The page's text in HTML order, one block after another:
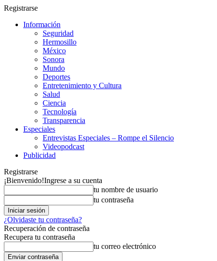
Registrarse
Información
Seguridad
Hermosillo
México
Sonora
Mundo
Deportes
Entretenimiento y Cultura
Salud
Ciencia
Tecnología
Transparencia
Especiales
Entrevistas Especiales – Rompe el Silencio
Videopodcast
Publicidad
Registrarse
¡Bienvenido!Ingrese a su cuenta
tu nombre de usuario
tu contraseña
¿Olvidaste tu contraseña?
Recuperación de contraseña
Recupera tu contraseña
tu correo electrónico